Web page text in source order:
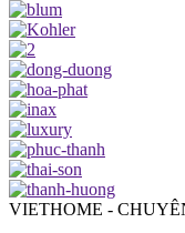
VIETHOME -